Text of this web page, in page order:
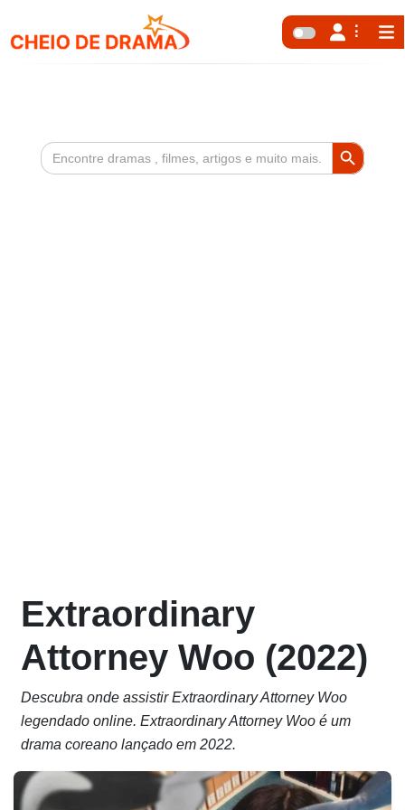
Search
for:
Search Button
Extraordinary
Attorney Woo (2022)
Descubra onde assistir Extraordinary Attorney Woo
legendado online. Extraordinary Attorney Woo é um
drama coreano lançado em 2022.